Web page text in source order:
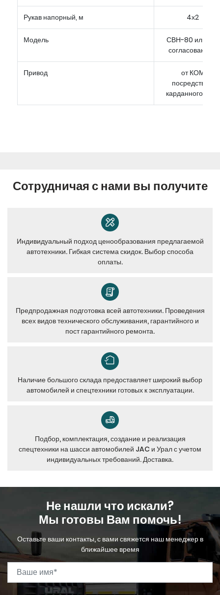
Рукав напорный, м 4х2
Модель
СВН-80 или (По
согласованию)
Привод
от КОМ
посредством
карданного вала
Сотрудничая с нами вы получите
Индивидуальный подход ценообразования предлагаемой
автотехники. Гибкая система скидок. Выбор способа
оплаты.
Предпродажная подготовка всей автотехники. Проведения
всех видов технического обслуживания, гарантийного и
пост гарантийного ремонта.
Наличие большого склада предоставляет широкий выбор
автомобилей и спецтехники готовых к эксплуатации.
Подбор, комплектация, создание и реализация
спецтехники на шасси автомобилей JAC и Урал с учетом
индивидуальных требований. Доставка.
Не нашли что искали?
Мы готовы Вам помочь!
Оставьте ваши контакты, с вами свяжется наш менеджер в
ближайшее время
Ваше имя